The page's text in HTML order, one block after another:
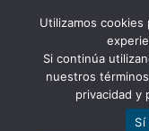
Abrir
Utilizamos cookies
Si continúa
nuestros
privacidad y
Sí